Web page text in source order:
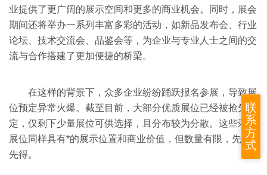
业提供了更广阔的展示空间和更多的商业机会。同时，展会
期间还将举办一系列丰富多彩的活动，如新品发布会、行业
论坛、技术交流会、品鉴会等，为企业与专业人士之间的交
流与合作搭建了更加便捷的桥梁。
在这样的背景下，众多企业纷纷踊跃报名参展，导致展
位预定异常火爆。截至目前，大部分优质展位已经被抢先预
定，仅剩下少量展位可供选择，且分布较为分散。这些剩余
展位同样具有*的展示位置和商业价值，但数量有限，先到
先得。
联
系
方
式